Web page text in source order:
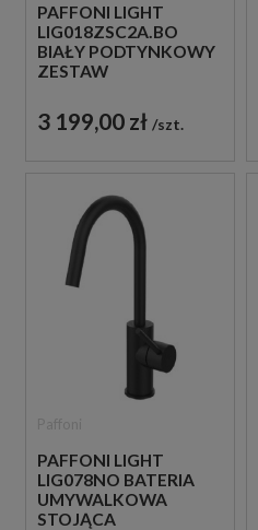
PAFFONI LIGHT
LIG018ZSC2A.BO
BIAŁY PODTYNKOWY
ZESTAW
3 199,00 zł szt.
PAFFONI LIGHT
LIG078NO BATERIA
UMYWALKOWA
STOJĄCA